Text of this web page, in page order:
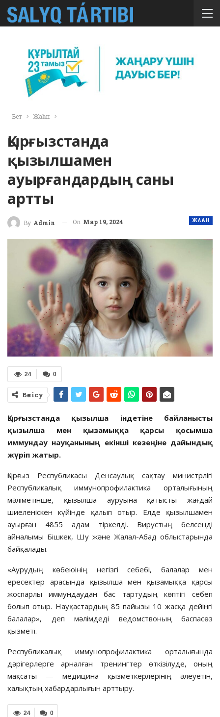
Бет Жаһан
Қырғызстанда
қызылшамен
ауырғандардың саны
артты
ЖАҺАН
By Admin On Мар 19, 2024
0
24
Бөлісу
Қырғызстанда қызылша індетіне байланысты
қызылша мен қызамыққа қарсы қосымша
иммундау науқанының екінші кезеңіне дайындық
жүріп жатыр.
Қырғыз Республикасы Денсаулық сақтау министрлігі
Республикалық иммунопрофилактика орталығының
мәліметінше, қызылша ауруына қатысты жағдай
шиеленіскен күйінде қалып отыр. Елде қызылшамен
ауырған 4855 адам тіркелді. Вирустың белсенді
айналымы Бішкек, Шу және Жалал-Абад облыстарында
байқалады.
«Аурудың көбеюінің негізгі себебі, балалар мен
ересектер арасында қызылша мен қызамыққа қарсы
жоспарлы иммундаудан бас тартудың көптігі себеп
болып отыр. Науқастардың 85 пайызы 10 жасқа дейінгі
балалар», деп мәлімдеді ведомствоның баспасөз
қызметі.
Республикалық иммунопрофилактика орталығында
дәрігерлерге арналған тренингтер өткізілуде, оның
мақсаты — медицина қызметкерлерінің әлеуетін,
халықтың хабардарлығын арттыру.
0
24